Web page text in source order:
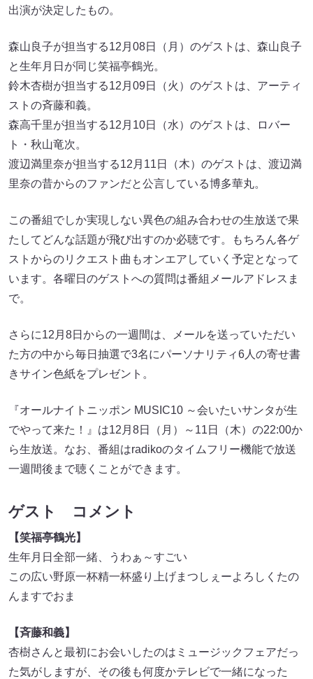
出演が決定したもの。
森山良子が担当する12月08日（月）のゲストは、森山良子
と生年月日が同じ笑福亭鶴光。
鈴木杏樹が担当する12月09日（火）のゲストは、アーティ
ストの斉藤和義。
森高千里が担当する12月10日（水）のゲストは、ロバー
ト・秋山竜次。
渡辺満里奈が担当する12月11日（木）のゲストは、渡辺満
里奈の昔からのファンだと公言している博多華丸。
この番組でしか実現しない異色の組み合わせの生放送で果
たしてどんな話題が飛び出すのか必聴です。もちろん各ゲ
ストからのリクエスト曲もオンエアしていく予定となって
います。各曜日のゲストへの質問は番組メールアドレスま
で。
さらに12月8日からの一週間は、メールを送っていただい
た方の中から毎日抽選で3名にパーソナリティ6人の寄せ書
きサイン色紙をプレゼント。
『オールナイトニッポン MUSIC10 ～会いたいサンタが生
でやって来た！』は12月8日（月）～11日（木）の22:00か
ら生放送。なお、番組はradikoのタイムフリー機能で放送
一週間後まで聴くことができます。
ゲスト コメント
【笑福亭鶴光】
生年月日全部一緒、うわぁ～すごい
この広い野原一杯精一杯盛り上げまつしぇーよろしくたの
んますでおま
【斉藤和義】
杏樹さんと最初にお会いしたのはミュージックフェアだっ
た気がしますが、その後も何度かテレビで一緒になった